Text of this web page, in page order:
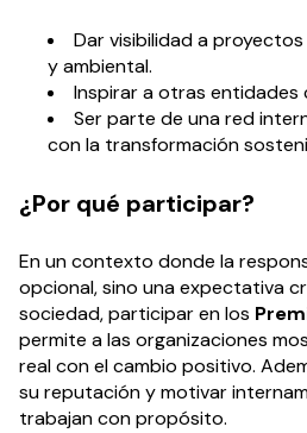
Dar visibilidad a
y ambiental.
Inspirar a otras entidades
Ser parte de una red
con la transformación
¿Por qué participar?
En un contexto donde la
opcional, sino una expectativa
sociedad, participar en los
permite a las organizaciones
real con el cambio positivo.
su reputación y motivar
trabajan con propósito.